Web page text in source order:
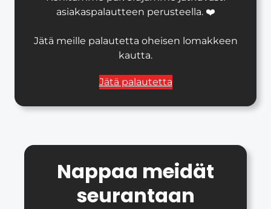
asiakaspalautteen perusteella. ❤️
Jätä meille palautetta oheisen lomakkeen
kautta.
Jätä palautetta
Nappaa meidät
seurantaan